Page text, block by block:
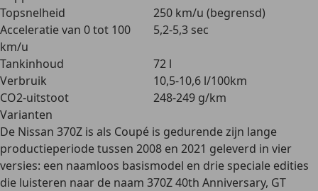
Topsnelheid
250 km/u (begrensd)
Acceleratie van 0 tot 100
km/u
5,2-5,3 sec
Tankinhoud
72 l
Verbruik
10,5-10,6 l/100km
CO2-uitstoot
248-249 g/km
Varianten
De Nissan 370Z is als Coupé is gedurende zijn lange
productieperiodetussen 2008 en 2021 geleverd in vier
versies: een naamloos basismodel en drie speciale edities
die luisteren naar de naam 370Z 40th Anniversary, GT